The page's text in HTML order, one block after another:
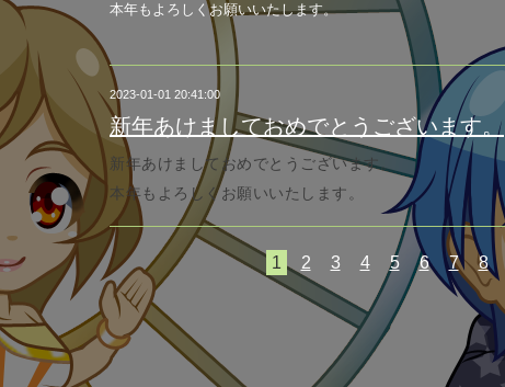
本年もよろしくお願いいたします。
2023-01-01 20:41:00
新年あけましておめでとうございます。
新年あけましておめでとうございます。
本年もよろしくお願いいたします。
1 2 3 4 5 6 7 8